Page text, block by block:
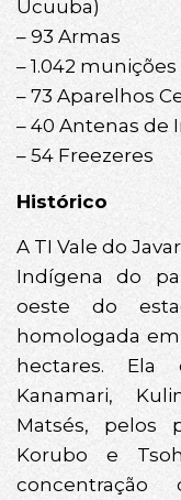
Ucuuba)
– 93 Armas
– 1.042
– 73 Aparelhos
– 40 Antenas de
– 54 Freezeres
Histórico
A TI Vale do
Indígena do
oeste do
homologada
hectares. Ela
Kanamari,
Matsés, pelos
Korubo e